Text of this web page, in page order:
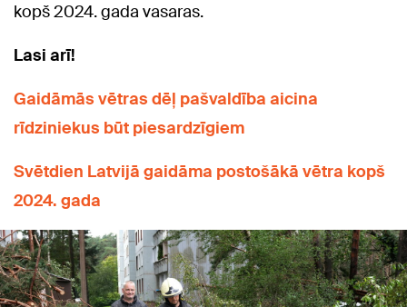
kopš 2024. gada vasaras.
Lasi arī!
Gaidāmās vētras dēļ pašvaldība aicina
rīdziniekus būt piesardzīgiem
Svētdien Latvijā gaidāma postošākā vētra kopš
2024. gada